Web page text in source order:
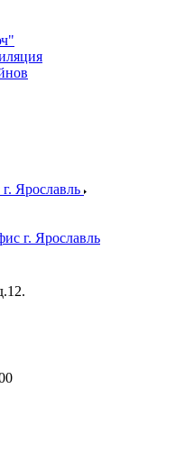
Ярославль
г. Ярославль